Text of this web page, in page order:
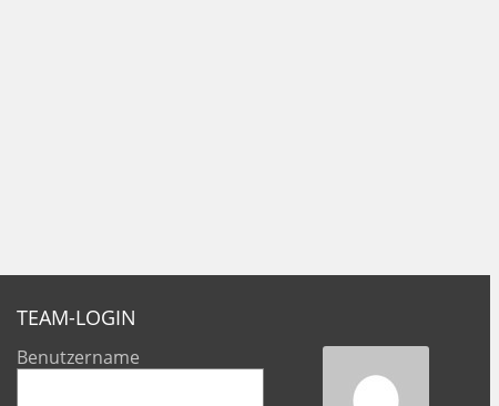
TEAM-LOGIN
Benutzername